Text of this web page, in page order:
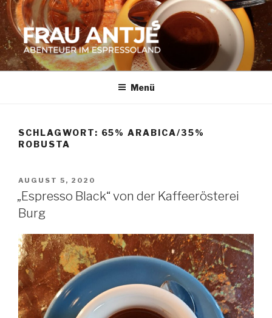
Zum
Inhalt
springen
FRAU ANTJES
Abenteuer im Espresso-Land
Menü
SCHLAGWORT: 65% ARABICA/35%
ROBUSTA
VERÖFFENTLICHT
AM
AUGUST 5, 2020
„Espresso Black“ von der Kaffeerösterei
Burg